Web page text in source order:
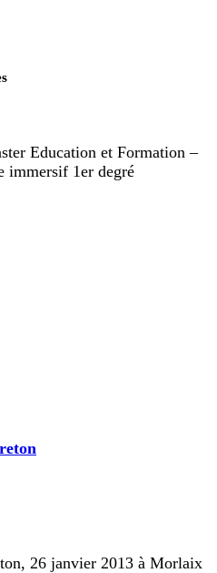
Education et Formation –
immersif 1er degré
26 janvier 2013 à Morlaix